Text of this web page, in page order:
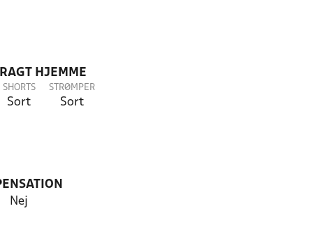
HJEMME
SHORTS
Sort
STRØMPER
Sort
Nej